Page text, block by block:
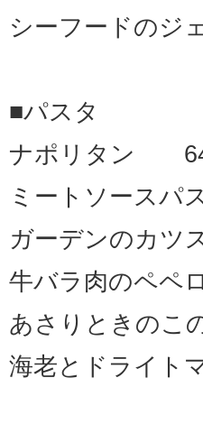
シーフードの
■パスタ
ナポリタン
ミートソースパ
ガーデンのカツ
牛バラ肉のペ
あさりときのこ
海老とドライト